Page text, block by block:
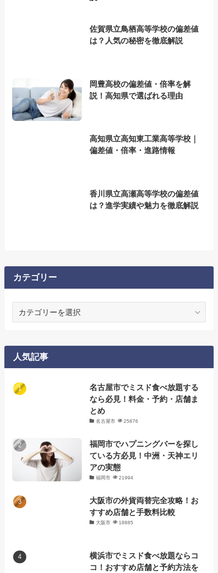
佐賀県立鳥栖高等学校の偏差値
は？人気の秘密を徹底解説
岡豊高校の偏差値・倍率を解
説！高知県で選ばれる理由
高知県立高知東工業高等学校｜
偏差値・倍率・進路情報
香川県立高瀬高等学校の偏差値
は？進学実績や魅力を徹底解説
カテゴリー
リ
ー
人気記事
名古屋市でミスド食べ放題する
なら必見！料金・予約・店舗ま
とめ
名古屋市 25876
福岡市でハプニングバーを探し
ている方必見！中洲・天神エリ
アの実態
福岡市 21994
大阪市の外貨両替完全攻略！お
すすめ店舗と手数料比較
大阪市 18885
横浜市でミスド食べ放題ならコ
コ！おすすめ店舗と予約方法を